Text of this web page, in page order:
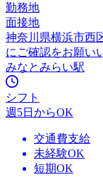
勤務地
面接地
神奈川県横浜市西
にご確認をお願い
みなとみらい駅
シフト
週5日からOK
交通費支給
未経験OK
短期OK